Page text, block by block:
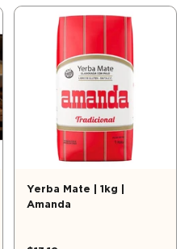
Yerba Mate | 1kg |
Amanda